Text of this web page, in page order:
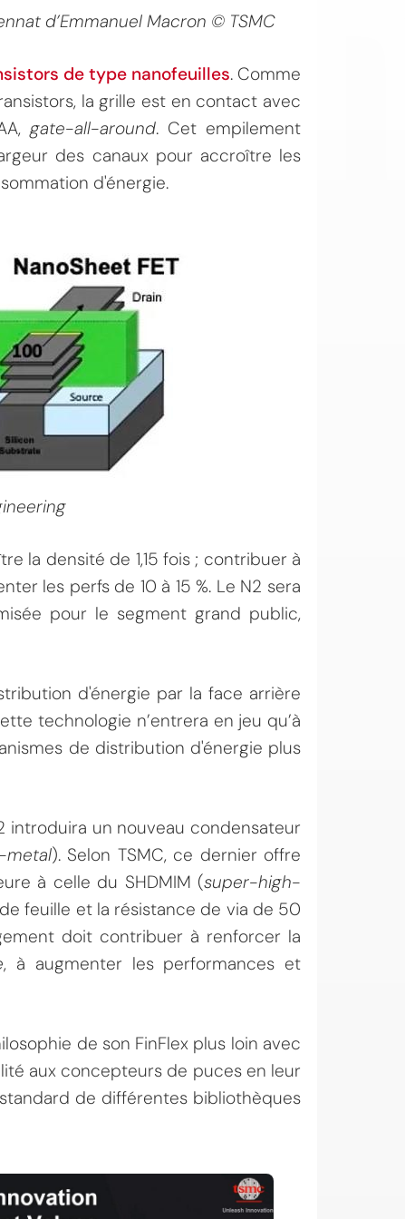
d’Emmanuel Macron © TSMC
de type nanofeuilles. Comme
la grille est en contact avec
gate-all-around. Cet empilement
des canaux pour accroître les
d'énergie.
la densité de 1,15 fois ; contribuer à
les perfs de 10 à 15 %. Le N2 sera
pour le segment grand public,
d'énergie par la face arrière
technologie n’entrera en jeu qu’à
de distribution d'énergie plus
introduira un nouveau condensateur
metal). Selon TSMC, ce dernier offre
à celle du SHDMIM (super-high-
feuille et la résistance de via de 50
doit contribuer à renforcer la
, à augmenter les performances et
de son FinFlex plus loin avec
aux concepteurs de puces en leur
de différentes bibliothèques